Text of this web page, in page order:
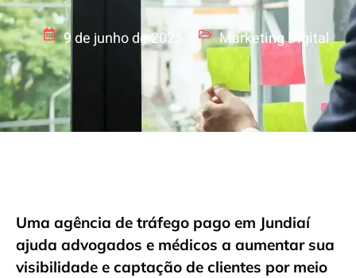
9 de junho de 2025 Marketing Digital
Uma agência de tráfego pago em Jundiaí
ajuda advogados e médicos a aumentar sua
visibilidade e captação de clientes por meio